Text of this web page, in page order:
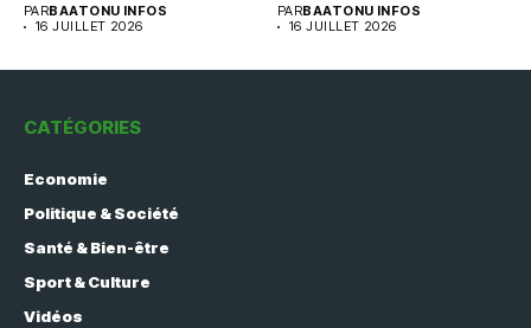
PARBAATONU INFOS
16 JUILLET 2026
PARBAATONU INFOS
16 JUILLET 2026
CATÉGORIES
Economie
Politique & Société
Santé & Bien-être
Sport & Culture
Vidéos